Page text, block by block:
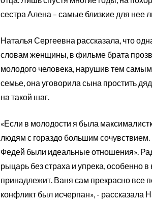
сестра Алена – самые близкие для нее
Наталья Сергеевна рассказала, что
словам женщины, в фильме брата
молодого человека, нарушив тем
семье, она уговорила сына простить
на такой шаг.
«Если в молодости я была
людям с гораздо большим
Федей были идеальные отношения».
рыцарь без страха и упрека, особенно
принадлежит. Ваня сам прекрасно все
конфликт был исчерпан», - рассказала